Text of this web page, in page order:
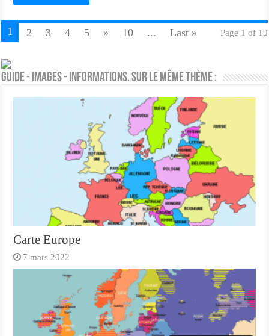
Page 1 of 19
1 2 3 4 5 » 10 ... Last »
Guide - Images - Informations. Sur le même thème :
Carte Europe
7 mars 2022